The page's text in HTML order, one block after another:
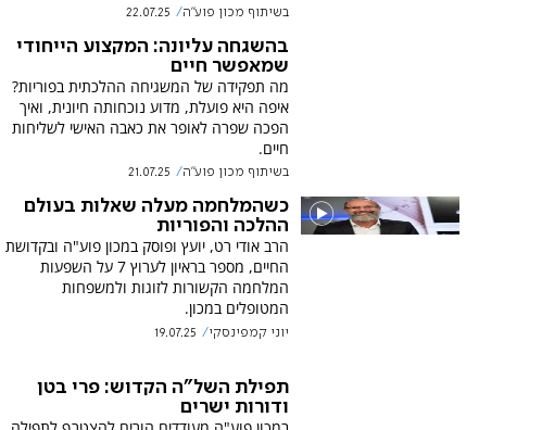
בשיתוף מכון פוע"ה 22.07.25
בהשגחה עליונה: המקצוע הייחודי
שמאפשר חיים
מה תפקידה של המשגיחה ההלכתית בפוריות?
איפה היא פועלת, מדוע נוכחותה חיונית, ואיך
הפכה שפרה לאופר את כאבה האישי לשליחות
חיים.
בשיתוף מכון פוע"ה 21.07.25
כשהמלחמה מעלה שאלות בעולם
ההלכה והפוריות
הרב אודי רט, יועץ ופוסק במכון פוע"ה ובקדושת
החיים, מספר בראיון לערוץ 7 על השפעות
המלחמה הקשורות לזוגות ולמשפחות
המטופלים במכון.
יוני קמפינסקי 19.07.25
תפילת השל"ה הקדוש: פרי בטן
ודורות ישרים